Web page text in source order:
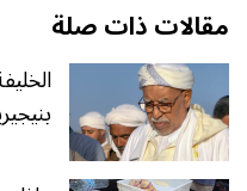
مقالات ذات صلة